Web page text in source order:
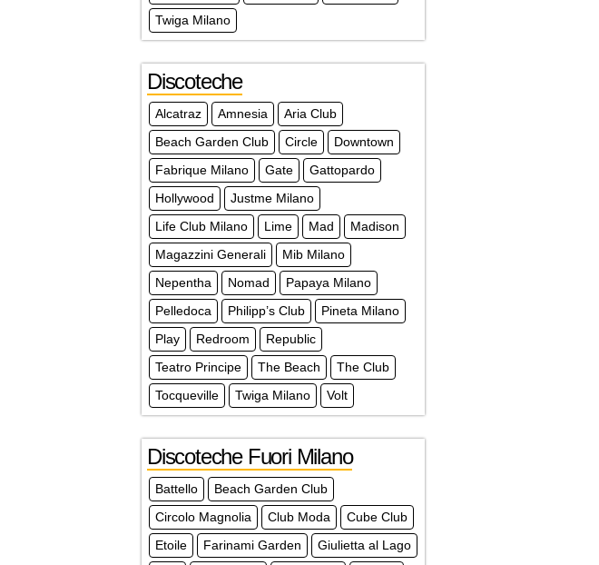
Twiga Milano
Discoteche
Alcatraz Amnesia
Aria Club
Beach Garden Club
Circle
Downtown
Fabrique Milano
Gate
Gattopardo
Hollywood
Justme Milano
Life Club Milano
Lime Mad
Madison
Magazzini Generali
Mib Milano
Nepentha
Nomad
Papaya Milano
Pelledoca
Philipp’s Club
Pineta Milano
Play
Redroom
Republic
Teatro Principe
The Beach
The Club
Tocqueville
Twiga Milano Volt
Discoteche Fuori Milano
Battello
Beach Garden Club
Circolo Magnolia
Club Moda
Cube Club
Etoile
Farinami Garden
Giulietta al Lago